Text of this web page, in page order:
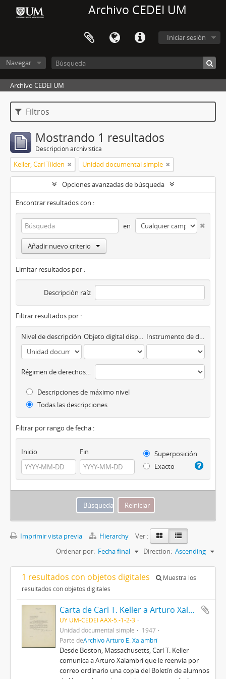
Archivo CEDEI UM
Iniciar sesión
Navegar
Archivo CEDEI UM
Filtros
Mostrando 1 resultados
Descripción archivística
Keller, Carl Tilden Unidad documental simple
Opciones avanzadas de búsqueda
Encontrar resultados con :
en
Añadir nuevo criterio
Limitar resultados por :
Descripción raíz
Filtrar resultados por :
Nivel de descripción Objeto digital disponibles Instrumento de descripción
Régimen de derechos de autor
Descripciones de máximo nivel
Todas las descripciones
Filtrar por rango de fecha :
Inicio Fin
Superposición
Exacto
Imprimir vista previa Hierarchy
Ver :
Ordenar por: Fecha final Direction: Ascending
1 resultados con objetos digitales
Muestra los
resultados con objetos digitales
Carta de Carl T. Keller a Arturo Xalambrí (1947-12-09)
UY UM-CEDEI AAX-5.-1-2-3
Unidad documental simple
1947
Parte deArchivo Arturo E. Xalambrí
Desde Boston, Massachusetts, Carl T. Keller
comunica a Arturo Xalambrí que le reenvía por
correo ordinario una copia del Boletín de alumnos